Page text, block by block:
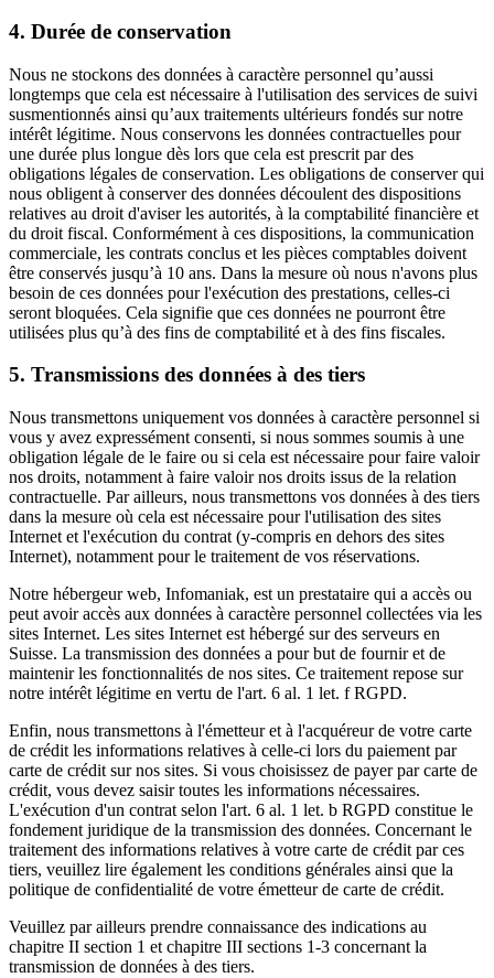
4. Durée de conservation
Nous ne stockons des données à caractère personnel qu’aussi
longtemps que cela est nécessaire à l'utilisation des services de suivi
susmentionnés ainsi qu’aux traitements ultérieurs fondés sur notre
intérêt légitime. Nous conservons les données contractuelles pour
une durée plus longue dès lors que cela est prescrit par des
obligations légales de conservation. Les obligations de conserver qui
nous obligent à conserver des données découlent des dispositions
relatives au droit d'aviser les autorités, à la comptabilité financière et
du droit fiscal. Conformément à ces dispositions, la communication
commerciale, les contrats conclus et les pièces comptables doivent
être conservés jusqu’à 10 ans. Dans la mesure où nous n'avons plus
besoin de ces données pour l'exécution des prestations, celles-ci
seront bloquées. Cela signifie que ces données ne pourront être
utilisées plus qu’à des fins de comptabilité et à des fins fiscales.
5. Transmissions des données à des tiers
Nous transmettons uniquement vos données à caractère personnel si
vous y avez expressément consenti, si nous sommes soumis à une
obligation légale de le faire ou si cela est nécessaire pour faire valoir
nos droits, notamment à faire valoir nos droits issus de la relation
contractuelle. Par ailleurs, nous transmettons vos données à des tiers
dans la mesure où cela est nécessaire pour l'utilisation des sites
Internet et l'exécution du contrat (y-compris en dehors des sites
Internet), notamment pour le traitement de vos réservations.
Notre hébergeur web, Infomaniak, est un prestataire qui a accès ou
peut avoir accès aux données à caractère personnel collectées via les
sites Internet. Les sites Internet est hébergé sur des serveurs en
Suisse. La transmission des données a pour but de fournir et de
maintenir les fonctionnalités de nos sites. Ce traitement repose sur
notre intérêt légitime en vertu de l'art. 6 al. 1 let. f RGPD.
Enfin, nous transmettons à l'émetteur et à l'acquéreur de votre carte
de crédit les informations relatives à celle-ci lors du paiement par
carte de crédit sur nos sites. Si vous choisissez de payer par carte de
crédit, vous devez saisir toutes les informations nécessaires.
L'exécution d'un contrat selon l'art. 6 al. 1 let. b RGPD constitue le
fondement juridique de la transmission des données. Concernant le
traitement des informations relatives à votre carte de crédit par ces
tiers, veuillez lire également les conditions générales ainsi que la
politique de confidentialité de votre émetteur de carte de crédit.
Veuillez par ailleurs prendre connaissance des indications au
chapitre II section 1 et chapitre III sections 1-3 concernant la
transmission de données à des tiers.